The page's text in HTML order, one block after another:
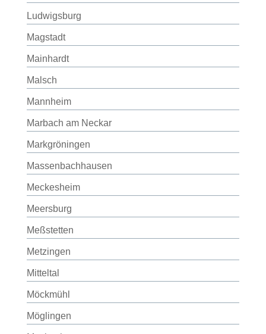
Ludwigsburg
Magstadt
Mainhardt
Malsch
Mannheim
Marbach am Neckar
Markgröningen
Massenbachhausen
Meckesheim
Meersburg
Meßstetten
Metzingen
Mitteltal
Möckmühl
Möglingen